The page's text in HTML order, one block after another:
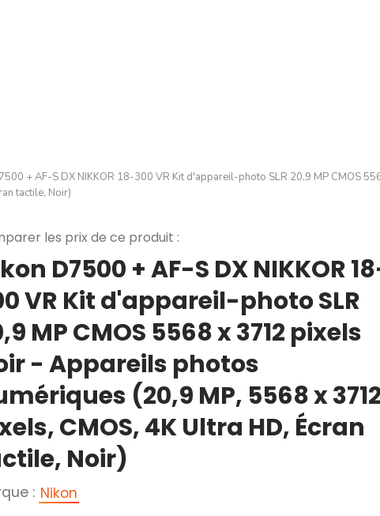
+ AF-S DX NIKKOR 18-300 VR Kit d'appareil-photo SLR 20,9 MP CMOS
tactile, Noir)
les prix de ce produit :
D7500 + AF-S DX NIKKOR
VR Kit d'appareil-photo SLR
MP CMOS 5568 x 3712 pixels
- Appareils photos
(20,9 MP, 5568 x 3712
CMOS, 4K Ultra HD, Écran
Noir)
: Nikon